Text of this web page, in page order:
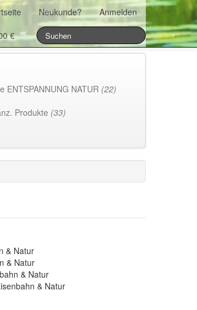
Neukunde?
Anmelden
€
ENTSPANNUNG NATUR (22)
Produkte (33)
& Natur
& Natur
& Natur
& Natur